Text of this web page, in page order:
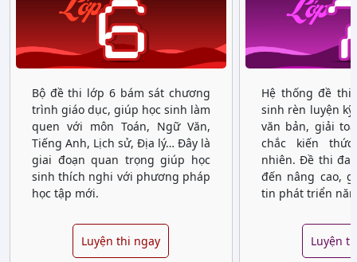
Bộ đề thi lớp 6 bám sát chương
trình giáo dục, giúp học sinh làm
quen với môn Toán, Ngữ Văn,
Tiếng Anh, Lịch sử, Địa lý… Đây là
giai đoạn quan trọng giúp học
sinh thích nghi với phương pháp
học tập mới.
Luyện thi ngay
Hệ thống đề
sinh rèn luyện
văn bản, giải
chắc kiến
nhiên. Đề thi đa
đến nâng cao,
tin phát triển
Luyện